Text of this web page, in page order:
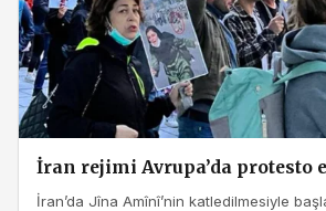
İran rejimi Avrupa’da protesto
İran’da Jîna Amînî’nin katledilmesiyle